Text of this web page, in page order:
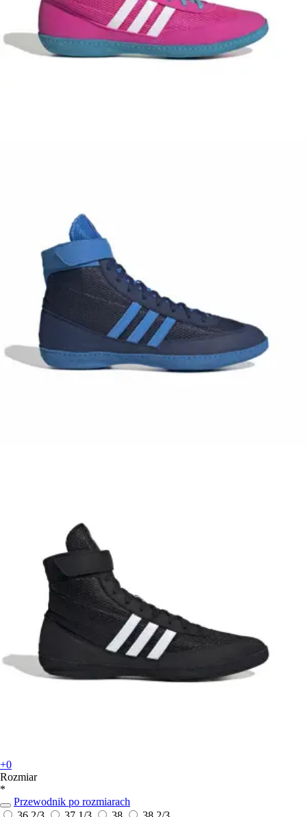
+0
Rozmiar
*
Przewodnik po rozmiarach